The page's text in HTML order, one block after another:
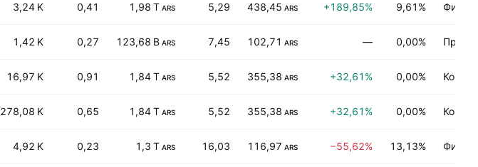
3,24 K 0,41 1,98 T ARS 5,29 438,45 ARS +189,85% 9,61%
1,42 K 0,27 123,68 B ARS 7,45 102,71 ARS — 0,00%
16,97 K 0,91 1,84 T ARS 5,52 355,38 ARS +32,61% 0,00%
278,08 K 0,65 1,84 T ARS 5,52 355,38 ARS +32,61% 0,00%
4,92 K 0,23 1,3 T ARS 16,03 116,97 ARS −55,62% 13,13%